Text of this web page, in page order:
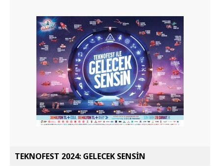
TEKNOFEST 2024: GELECEK SENSİN